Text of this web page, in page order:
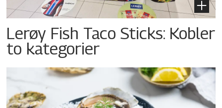
Lerøy Fish Taco Sticks: Kobler
to kategorier